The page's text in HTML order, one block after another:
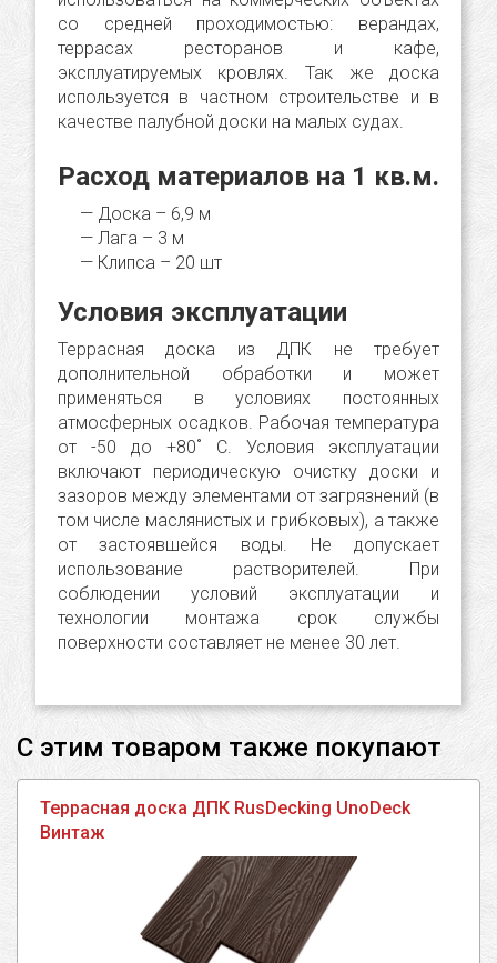
со средней проходимостью: верандах,
террасах ресторанов и кафе,
эксплуатируемых кровлях. Так же доска
используется в частном строительстве и в
качестве палубной доски на малых судах.
Расход материалов на 1 кв.м.
Доска – 6,9 м
Лага – 3 м
Клипса – 20 шт
Условия эксплуатации
Террасная доска из ДПК не требует
дополнительной обработки и может
применяться в условиях постоянных
атмосферных осадков. Рабочая температура
от -50 до +80˚ C. Условия эксплуатации
включают периодическую очистку доски и
зазоров между элементами от загрязнений (в
том числе маслянистых и грибковых), а также
от застоявшейся воды. Не допускает
использование растворителей. При
соблюдении условий эксплуатации и
технологии монтажа срок службы
поверхности составляет не менее 30 лет.
С этим товаром также покупают
Террасная доска ДПК RusDecking UnoDeck
Винтаж